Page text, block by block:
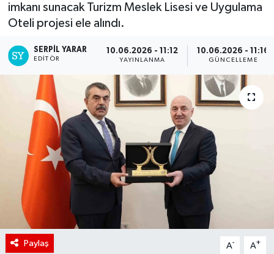
imkanı sunacak Turizm Meslek Lisesi ve Uygulama
Oteli projesi ele alındı.
SERPİL YARAR
EDITÖR
10.06.2026 - 11:12
YAYINLANMA
10.06.2026 - 11:16
GÜNCELLEME
Paylaş A- A+